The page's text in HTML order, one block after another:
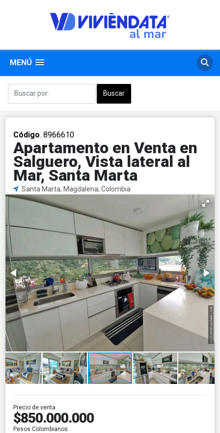
MENÚ
Código. 8966610
Apartamento en Venta en
Salguero, Vista lateral al
Mar, Santa Marta
Santa Marta, Magdalena, Colombia
Precio de venta
$850.000.000
Pesos Colombianos